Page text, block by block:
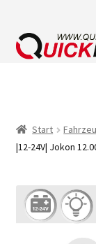
FÖRDERPUMPEN
HUPEN
Start
|12-24V| Jokon